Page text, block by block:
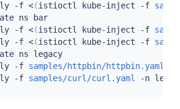
-f <(istioctl kube-inject -f
ns bar
-f <(istioctl kube-inject -f
-f <(istioctl kube-inject -f
ns legacy
-f samples/httpbin/httpbin.yaml
-f samples/curl/curl.yaml